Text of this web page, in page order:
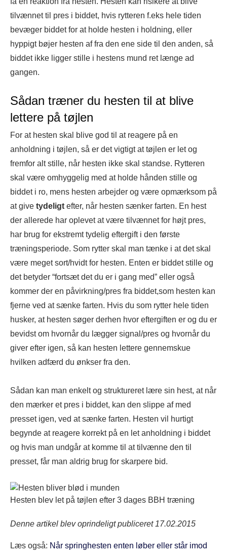
tilvænnet til pres i biddet, hvis rytteren f.eks hele tiden
bevæger biddet for at holde hesten i holdning, eller
hyppigt bøjer hesten af fra den ene side til den anden, så
biddet ikke ligger stille i hestens mund ret længe ad
gangen.
Sådan træner du hesten til at blive
lettere på tøjlen
For at hesten skal blive god til at reagere på en
anholdning i tøjlen, så er det vigtigt at tøjlen er let og
fremfor alt stille, når hesten ikke skal standse. Rytteren
skal være omhyggelig med at holde hånden stille og
biddet i ro, mens hesten arbejder og være opmærksom på
at give tydeligt efter, når hesten sænker farten. En hest
der allerede har oplevet at være tilvænnet for højt pres,
har brug for ekstremt tydelig eftergift i den første
træningsperiode. Som rytter skal man tænke i at det skal
være meget sort/hvidt for hesten. Enten er biddet stille og
det betyder “fortsæt det du er i gang med” eller også
kommer der en påvirkning/pres fra biddet,som hesten kan
fjerne ved at sænke farten. Hvis du som rytter hele tiden
husker, at hesten søger derhen hvor eftergiften er og du er
bevidst om hvornår du lægger signal/pres og hvornår du
giver efter igen, så kan hesten lettere gennemskue
hvilken adfærd du ønkser fra den.
Sådan kan man enkelt og struktureret lære sin hest, at når
den mærker et pres i biddet, kan den slippe af med
presset igen, ved at sænke farten. Hesten vil hurtigt
begynde at reagere korrekt på en let anholdning i biddet
og hvis man undgår at komme til at tilvænne den til
presset, får man aldrig brug for skarpere bid.
Hesten blev let på tøjlen efter 3 dages BBH træning
Denne artikel blev oprindeligt publiceret 17.02.2015
Læs også: Når springhesten enten løber eller står imod